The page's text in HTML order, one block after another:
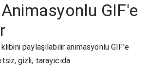
GIF'e
paylaşılabilir animasyonlu GIF'e
gizli, tarayıcıda